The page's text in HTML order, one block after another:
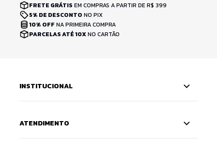
FRETE GRÁTIS EM COMPRAS A PARTIR DE R$ 399
5% DE DESCONTO NO PIX
10% OFF NA PRIMEIRA COMPRA
PARCELAS ATÉ 10XNO CARTÃO
INSTITUCIONAL
ATENDIMENTO